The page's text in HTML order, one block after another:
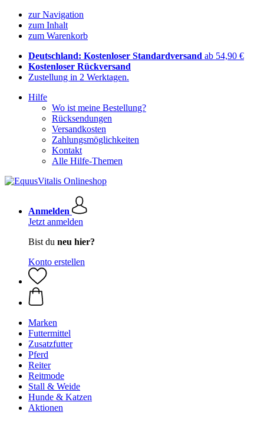
zur Navigation
zum Inhalt
zum Warenkorb
Deutschland: Kostenloser Standardversand ab 54,90 €
Kostenloser Rückversand
Zustellung in 2 Werktagen.
Hilfe
Wo ist meine Bestellung?
Rücksendungen
Versandkosten
Zahlungsmöglichkeiten
Kontakt
Alle Hilfe-Themen
Anmelden
Jetzt anmelden
Bist du neu hier?
Konto erstellen
Marken
Futtermittel
Zusatzfutter
Pferd
Reiter
Reitmode
Stall & Weide
Hunde & Katzen
Aktionen